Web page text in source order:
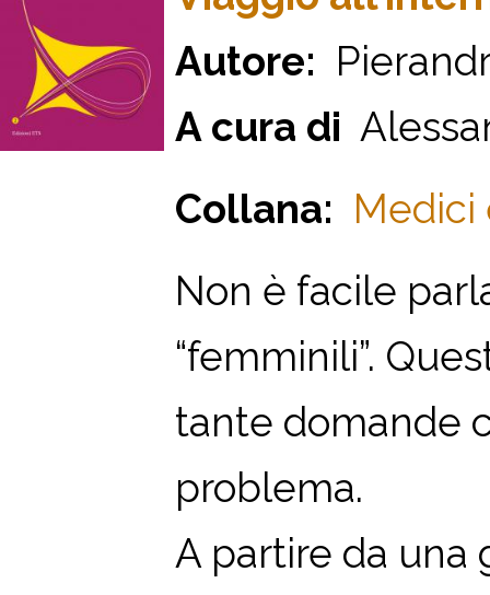
Autore:
A cura di
Collana: Medici
Non è facile
“femminili”.
tante domande
problema.
A partire da una